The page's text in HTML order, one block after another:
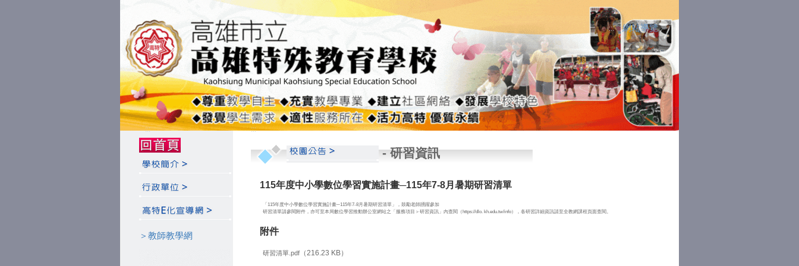
::: 網站導覽
:::
＞教師教學網
:::
-研習資訊
115年度中小學數位學習實施計畫─115年7-8月暑期研習清單
「115年度中小學數位學習實施計畫─115年7-8月暑期研習清單」，鼓勵老師踴躍參加
研習清單請參閱附件，亦可至本局數位學習推動辦公室網站之「服務項目＞研習資訊」內查閱（https://dlo. kh.edu.tw/info），各研習詳細資訊請至全教網課程頁面查閱。
附件
研習清單.pdf （216.23 KB）